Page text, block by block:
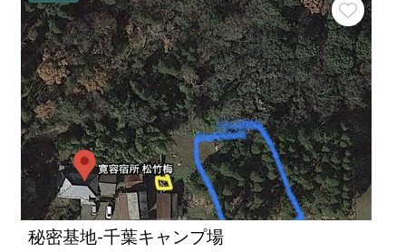
秘密基地-千葉キャンプ場